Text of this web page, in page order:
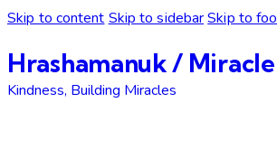
Skip to content Skip to sidebarSkip to
Hrashamanuk /
Kindness, Building Miracles